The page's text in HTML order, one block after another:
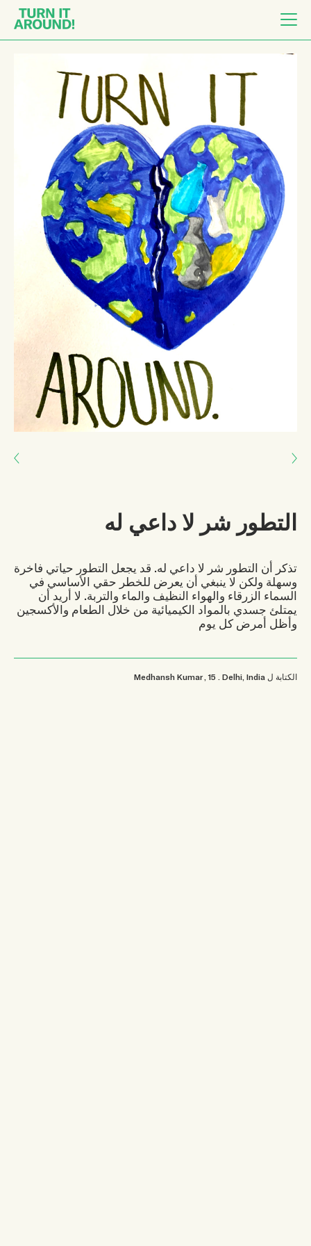
التطور شر لا داعي له
تذكر أن التطور شر لا داعي له. قد يجعل التطور حياتي فاخرة
وسهلة ولكن لا ينبغي أن يعرض للخطر حقي الأساسي في
السماء الزرقاء والهواء النظيف والماء والتربة. لا أريد أن
يمتلئ جسدي بالمواد الكيميائية من خلال الطعام والأكسجين
وأظل أمرض كل يوم
Medhansh Kumar , 15 Delhi, India الكتابة ل